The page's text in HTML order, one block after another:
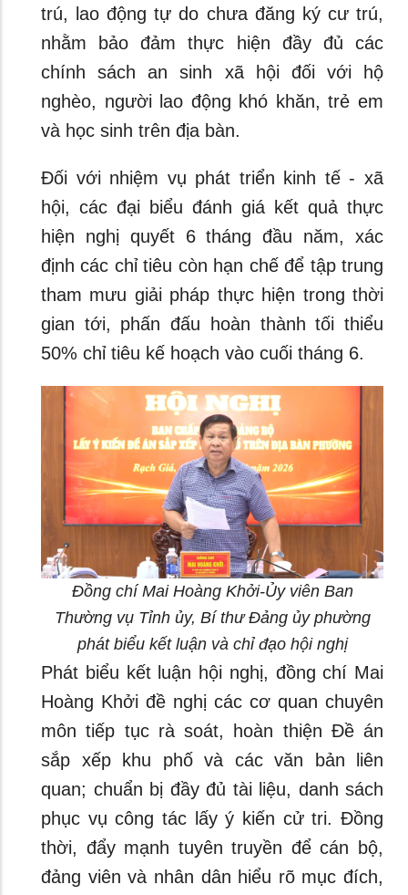
trú, lao động tự do chưa đăng ký cư trú,
nhằm bảo đảm thực hiện đầy đủ các
chính sách an sinh xã hội đối với hộ
nghèo, người lao động khó khăn, trẻ em
và học sinh trên địa bàn.
Đối với nhiệm vụ phát triển kinh tế - xã
hội, các đại biểu đánh giá kết quả thực
hiện nghị quyết 6 tháng đầu năm, xác
định các chỉ tiêu còn hạn chế để tập trung
tham mưu giải pháp thực hiện trong thời
gian tới, phấn đấu hoàn thành tối thiểu
50% chỉ tiêu kế hoạch vào cuối tháng 6.
Đồng chí Mai Hoàng Khởi-Ủy viên Ban
Thường vụ Tỉnh ủy, Bí thư Đảng ủy phường
phát biểu kết luận và chỉ đạo hội nghị
Phát biểu kết luận hội nghị, đồng chí Mai
Hoàng Khởi đề nghị các cơ quan chuyên
môn tiếp tục rà soát, hoàn thiện Đề án
sắp xếp khu phố và các văn bản liên
quan; chuẩn bị đầy đủ tài liệu, danh sách
phục vụ công tác lấy ý kiến cử tri. Đồng
thời, đẩy mạnh tuyên truyền để cán bộ,
đảng viên và nhân dân hiểu rõ mục đích,